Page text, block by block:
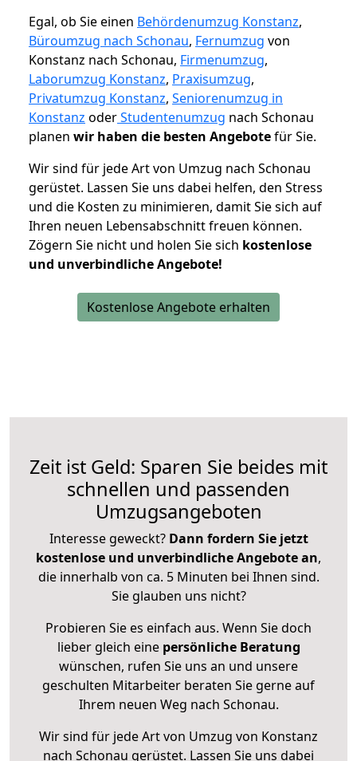
Egal, ob Sie einen Behördenumzug Konstanz,
Büroumzug nach Schonau, Fernumzug von
Konstanz nach Schonau, Firmenumzug,
Laborumzug Konstanz, Praxisumzug,
Privatumzug Konstanz, Seniorenumzug in
Konstanz oderStudentenumzug nach Schonau
planen wir haben die besten Angebotefür Sie.
Wir sind für jede Art von Umzug nach Schonau
gerüstet. Lassen Sie uns dabei helfen, den Stress
und die Kosten zu minimieren, damit Sie sich auf
Ihren neuen Lebensabschnitt freuen können.
Zögern Sie nicht und holen Sie sich kostenlose
und unverbindliche Angebote!
Kostenlose Angebote erhalten
Zeit ist Geld: Sparen Sie beides mit
schnellen und passenden
Umzugsangeboten
Interesse geweckt? Dann fordern Sie jetzt
kostenlose und unverbindliche Angebote an,
die innerhalb von ca. 5 Minuten bei Ihnen sind.
Sie glauben uns nicht?
Probieren Sie es einfach aus. Wenn Sie doch
lieber gleich eine persönliche Beratung
wünschen, rufen Sie uns an und unsere
geschulten Mitarbeiter beraten Sie gerne auf
Ihrem neuen Weg nach Schonau.
Wir sind für jede Art von Umzug von Konstanz
nach Schonau gerüstet. Lassen Sie uns dabei